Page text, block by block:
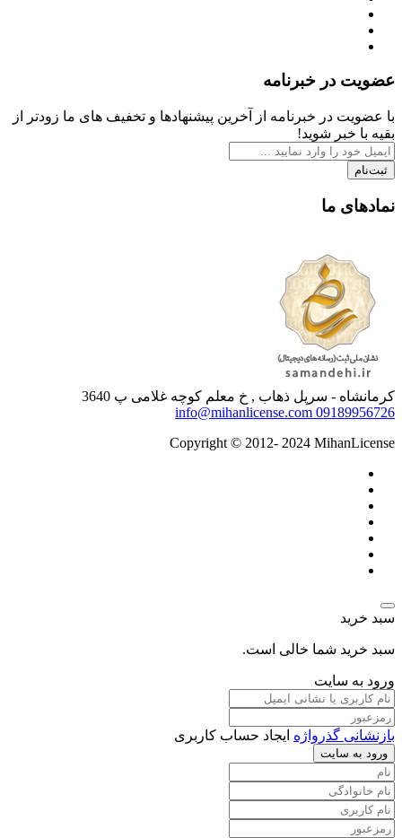
عضویت در خبرنامه
با عضویت در خبرنامه از آخرین پیشنهادها و تخفیف های ما زودتر از
بقیه با خبر شوید!
ثبت‌نام
نمادهای ما
کرمانشاه - سرپل ذهاب , خ معلم کوچه غلامی پ 3640
09189956726
info@mihanlicense.com
Copyright © 2012- 2024 MihanLicense
سبد خرید
سبد خرید شما خالی است.
ورود به سایت
بازنشانی گذرواژه ایجاد حساب کاربری
ورود به سایت